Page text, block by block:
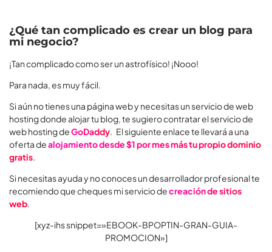
¿Qué tan complicado es crear un blog para
mi negocio?
¡Tan complicado como ser un astrofísico! ¡Nooo!
Para nada, es muy fácil.
Si aún no tienes una página web y necesitas un servicio de web
hosting donde alojar tu blog, te sugiero contratar el servicio de
web hosting deGoDaddy. El siguiente enlace te llevará a una
oferta dealojamiento desde $1 por mes más tu propio dominio
gratis.
Si necesitas ayuda y no conoces un desarrollador profesional te
recomiendo que cheques mi servicio decreación de sitios
web.
[xyz-ihs snippet=»EBOOK-BPOPTIN-GRAN-GUIA-
PROMOCION»]